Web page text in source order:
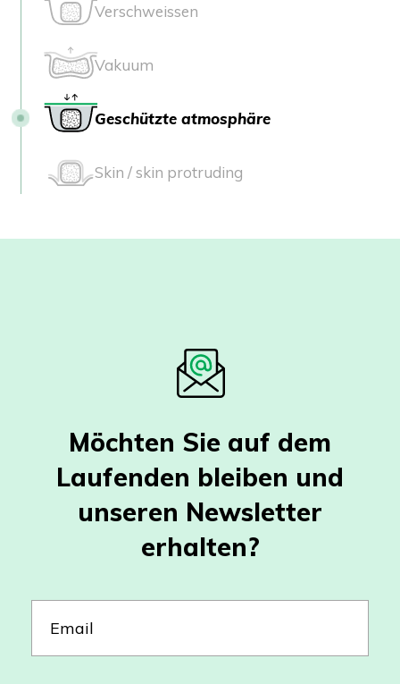
Verschweissen
Vakuum
Geschützte atmosphäre
Skin / skin protruding
Möchten Sie auf dem
Laufenden bleiben und
unseren Newsletter
erhalten?